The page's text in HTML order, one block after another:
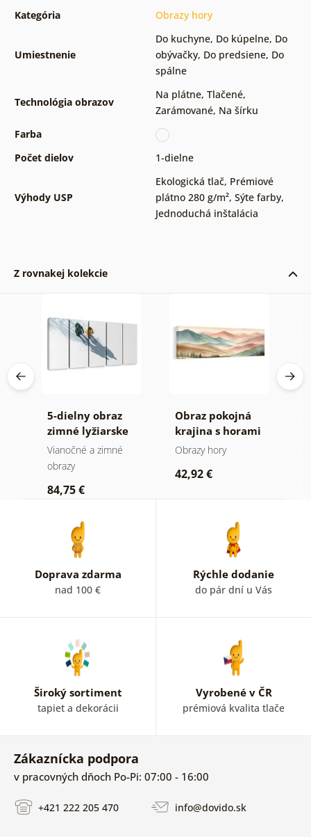
Kategória Obrazy hory
Umiestnenie
Do kuchyne, Do kúpelne, Do
obývačky, Do predsiene, Do
spálne
Technológia obrazov
Na plátne, Tlačené,
Zarámované, Na šírku
Farba
Počet dielov
1-dielne
Výhody USP
Ekologická tlač, Prémiové
plátno 280 g/m², Sýte farby,
Jednoduchá inštalácia
Z rovnakej kolekcie
5-dielny obraz
zimné lyžiarske
dobrodružstvo
Vianočné a zimné
obrazy
84,75 €
Obraz pokojná
krajina s horami
Obrazy hory
42,92 €
Doprava zdarma
nad 100 €
Rýchle dodanie
do pár dní u Vás
Široký sortiment
tapiet a dekorácii
Vyrobené v ČR
prémiová kvalita tlače
Zákaznícka podpora
v pracovných dňoch Po-Pi: 07:00 - 16:00
+421 222 205 470 info@dovido.sk